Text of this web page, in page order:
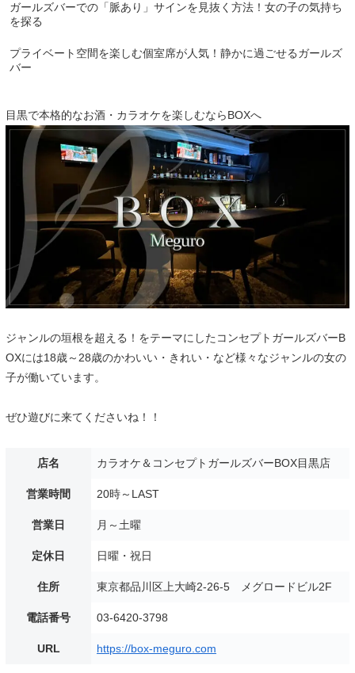
ガールズバーでの「脈あり」サインを見抜く方法！女の子の気持ち
を探る
プライベート空間を楽しむ個室席が人気！静かに過ごせるガールズ
バー
目黒で本格的なお酒・カラオケを楽しむならBOXへ
ジャンルの垣根を超える！をテーマにしたコンセプトガールズバーB
OXには18歳～28歳のかわいい・きれい・など様々なジャンルの女の
子が働いています。
ぜひ遊びに来てくださいね！！
店名 カラオケ＆コンセプトガールズバーBOX目黒店
営業時間 20時～LAST
営業日 月～土曜
定休日 日曜・祝日
住所 東京都品川区上大崎2-26-5 メグロードビル2F
電話番号 03-6420-3798
URL https://box-meguro.com